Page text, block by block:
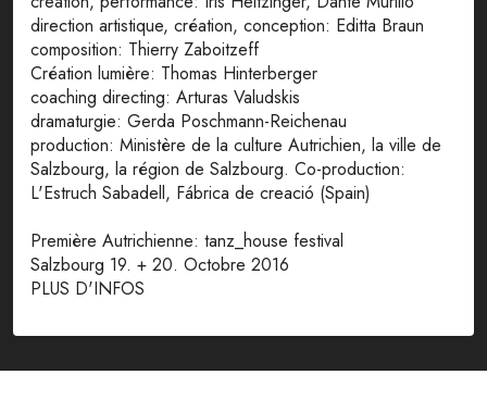
direction artistique, création, conception: Editta Braun
composition: Thierry Zaboitzeff
Création lumière: Thomas Hinterberger
coaching directing: Arturas Valudskis
dramaturgie: Gerda Poschmann-Reichenau
production: Ministère de la culture Autrichien, la ville de
Salzbourg, la région de Salzbourg. Co-production:
L'Estruch Sabadell, Fábrica de creació (Spain)
Première Autrichienne: tanz_house festival
Salzbourg 19. + 20. Octobre 2016
PLUS D'INFOS